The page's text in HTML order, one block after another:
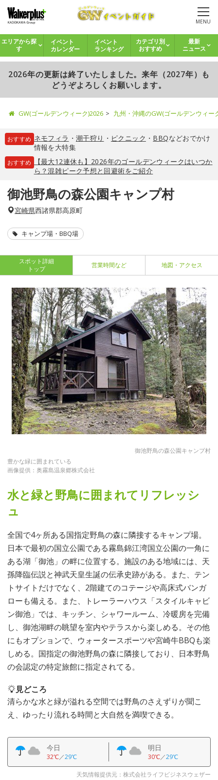
MENU
エリアから探
す
イベント
カレンダー
イベント
ランキング
カテゴリ別
おすすめ
最新
ニュース
2026年の更新は終了いたしました。来年（2027年）も
どうぞよろしくお願いします。
GW(ゴールデンウィーク)2026 九州・沖縄のGW(ゴールデンウィ
おすすめ ネモフィラ ・ 潮干狩り ・ ピクニック ・ BBQなどおでかけ
情報を大特集
おすすめ
【最大12連休も】2026年のゴールデンウィークはいつか
ら？混雑ピーク予想と回避術をご紹介
御池野鳥の森公園キャンプ村
宮崎県西諸県郡高原町
キャンプ場・BBQ場
スポット詳細
トップ
営業時間など 地図・アクセス
御池野鳥の森公園キャンプ村
豊かな緑に囲まれている
画像提供：奥霧島温泉郷株式会社
水と緑と野鳥に囲まれてリフレッシ
ュ
全国で4ヶ所ある国指定野鳥の森に隣接するキャンプ場。
日本で最初の国立公園である霧島錦江湾国立公園の一角に
ある湖「御池」の畔に位置する。施設のある地域には、天
孫降臨伝説と神武天皇生誕の伝承史跡がある。また、テン
トサイトだけでなく、2階建てのコテージや高床式バンガ
ローも備える。また、トレーラーハウス「スタイルキャビ
ン御池」では、キッチン、シャワールーム、冷暖房を完備
し、御池湖畔の眺望を室内やテラスから楽しめる。その他
にもオプションで、ウォータースポーツや宮崎牛BBQも楽
しめる。国指定の御池野鳥の森に隣接しており、日本野鳥
の会認定の特定旅館に指定されてる。
見どころ
清らかな水と緑が溢れる空間では野鳥のさえずりが聞こ
え、ゆったり流れる時間と大自然を満喫できる。
今日
32℃／29℃
明日
30℃／29℃
天気情報提供元：株式会社ライフビジネスウェザー